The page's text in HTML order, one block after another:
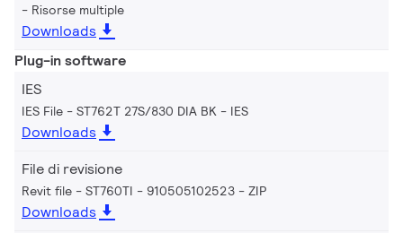
Risorse multiple
Downloads
Plug-in software
IES
IES File - ST762T 27S/830 DIA BK IES
Downloads
File di revisione
Revit file - ST760TI - 910505102523 ZIP
Downloads